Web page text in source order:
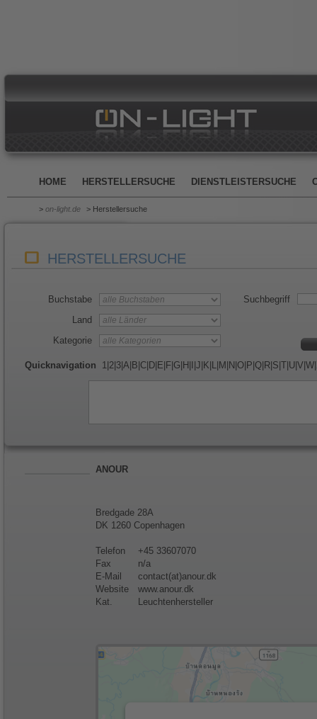
HOME HERSTELLERSUCHE DIENSTLEISTERSUCHE
> on-light.de > Herstellersuche
HERSTELLERSUCHE
Buchstabe
Land
Kategorie
Suchbegriff
Quicknavigation 1 2 3 A B C D E F G H J K L M N O P Q R S T U V W
ANOUR
Bredgade 28A
DK 1260 Copenhagen
Telefon
+45 33607070
Fax
n/a
E-Mail
contact(at)anour.dk
Website
www.anour.dk
Kat.
Leuchtenhersteller